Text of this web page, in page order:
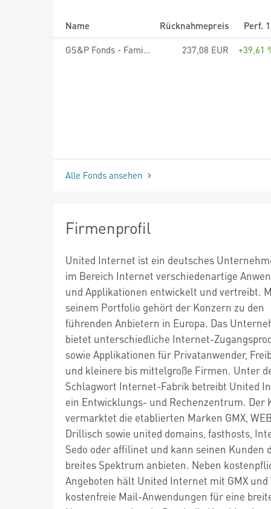
Name Rücknahmepreis
Perf.
GS&P Fonds - Family Business R EUR
237,08 EUR +39,61
Alle Fonds ansehen
Firmenprofil
United Internet ist ein deutsches
im Bereich Internet verschiedenartige
und Applikationen entwickelt und vertreibt.
seinem Portfolio gehört der Konzern zu den
führenden Anbietern in Europa. Das
bietet unterschiedliche Internet-
sowie Applikationen für Privatanwender,
und kleinere bis mittelgroße Firmen. Unter
Schlagwort Internet-Fabrik betreibt United
ein Entwicklungs- und Rechenzentrum. Der
vermarktet die etablierten Marken GMX,
Drillisch sowie united domains, fasthosts,
Sedo oder affilinet und kann seinen Kunden
breites Spektrum anbieten. Neben
Angeboten hält United Internet mit GMX und
kostenfreie Mail-Anwendungen für eine